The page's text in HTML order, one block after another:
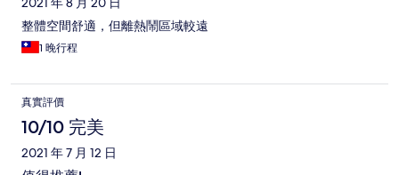
整體空間舒適，但離熱鬧區域較遠
1 晚行程
真實評價
10/10 完美
2021 年 7 月 12 日